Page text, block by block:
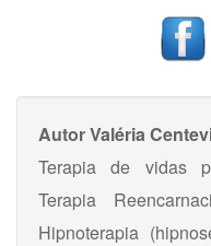
AutorValéria
Terapia de vidas
Terapia
Hipnoterapia